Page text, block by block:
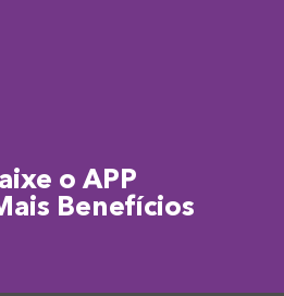
o APP
Benefícios